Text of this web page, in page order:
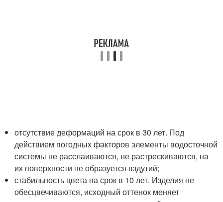
отсутствие деформаций на срок в 30 лет. Под
действием погодных факторов элементы водосточной
системы не расслаиваются, не растрескиваются, на
их поверхности не образуется вздутий;
стабильность цвета на срок в 10 лет. Изделия не
обесцвечиваются, исходный оттенок меняет